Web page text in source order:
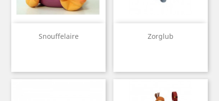
Snouffelaire Zorglub